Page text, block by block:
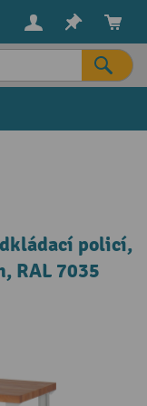
policí,
RAL 7035